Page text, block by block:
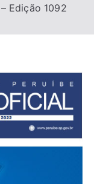
Edição 1092